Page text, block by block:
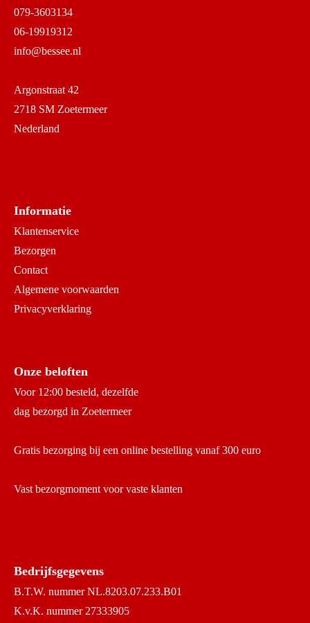
079-3603134
06-19919312
info@bessee.nl
Argonstraat 42
2718 SM Zoetermeer
Nederland
Informatie
Klantenservice
Bezorgen
Contact
Algemene voorwaarden
Privacyverklaring
Onze beloften
Voor 12:00 besteld, dezelfde
dag bezorgd in Zoetermeer
Gratis bezorging bij een online bestelling vanaf 300 euro
Vast bezorgmoment voor vaste klanten
Bedrijfsgegevens
B.T.W. nummer NL.8203.07.233.B01
K.v.K. nummer 27333905